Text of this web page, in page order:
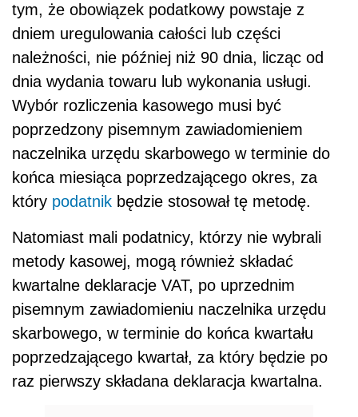
tym, że obowiązek podatkowy powstaje z
dniem uregulowania całości lub części
należności, nie później niż 90 dnia, licząc od
dnia wydania towaru lub wykonania usługi.
Wybór rozliczenia kasowego musi być
poprzedzony pisemnym zawiadomieniem
naczelnika urzędu skarbowego w terminie do
końca miesiąca poprzedzającego okres, za
który podatnik będzie stosował tę metodę.
Natomiast mali podatnicy, którzy nie wybrali
metody kasowej, mogą również składać
kwartalne deklaracje VAT, po uprzednim
pisemnym zawiadomieniu naczelnika urzędu
skarbowego, w terminie do końca kwartału
poprzedzającego kwartał, za który będzie po
raz pierwszy składana deklaracja kwartalna.